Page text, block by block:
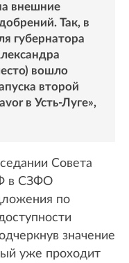
внешние
Так, в
губернатора
вошло
второй
в Усть-Луге»,
Совета
в СЗФО
по
значение
уже проходит